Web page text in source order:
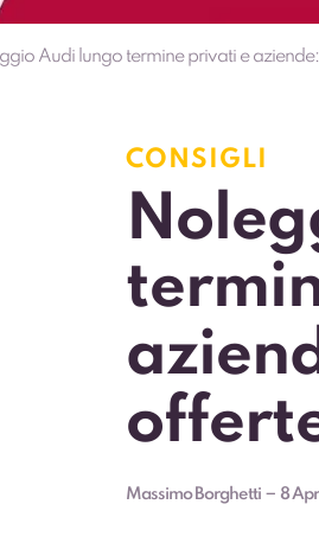
Audi lungo termine privati e
CONSIGLI
Massimo Borghetti– 8